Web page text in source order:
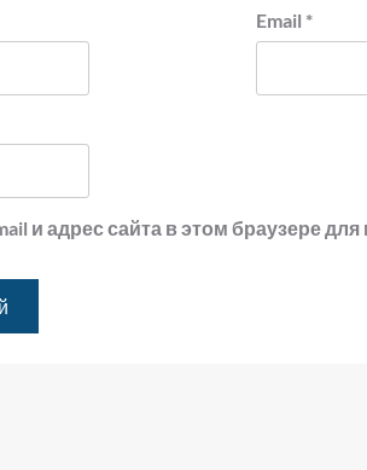
Email *
и адрес сайта в этом браузере